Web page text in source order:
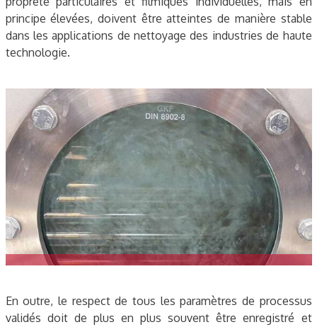
principe élevées, doivent être atteintes de manière stable
dans les applications de nettoyage des industries de haute
technologie.
En outre, le respect de tous les paramètres de processus
validés doit de plus en plus souvent être enregistré et